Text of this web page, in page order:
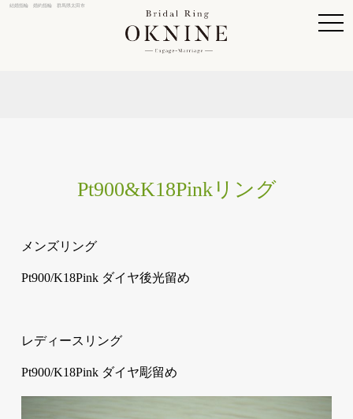
結婚指輪 婚約指輪 群馬県太田市
Pt900&K18Pinkリング
メンズリング
Pt900/K18Pink ダイヤ後光留め
レディースリング
Pt900/K18Pink ダイヤ彫留め